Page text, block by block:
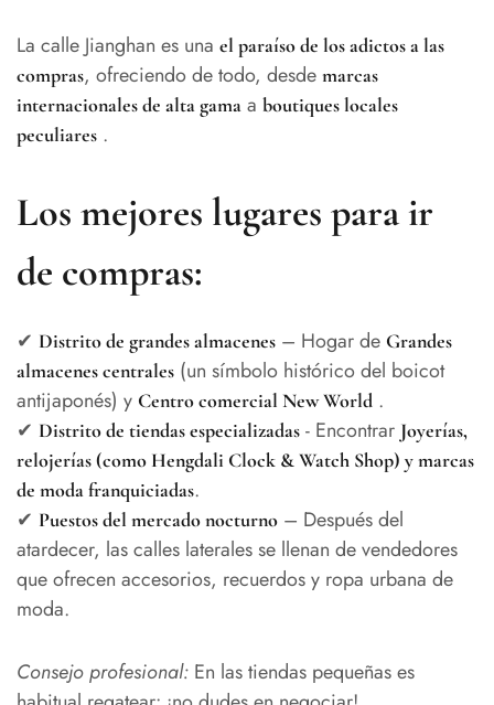
La calle Jianghan es una el paraíso de los adictos a las
compras, ofreciendo de todo, desde marcas
internacionales de alta gama a boutiques locales
peculiares .
Los mejores lugares para ir
de compras:
✔ Distrito de grandes almacenes – Hogar de Grandes
almacenes centrales (un símbolo histórico del boicot
antijaponés) y Centro comercial New World .
✔ Distrito de tiendas especializadas - Encontrar Joyerías,
relojerías (como Hengdali Clock & Watch Shop) y marcas
de moda franquiciadas.
✔ Puestos del mercado nocturno – Después del
atardecer, las calles laterales se llenan de vendedores
que ofrecen accesorios, recuerdos y ropa urbana de
moda.
Consejo profesional: En las tiendas pequeñas es